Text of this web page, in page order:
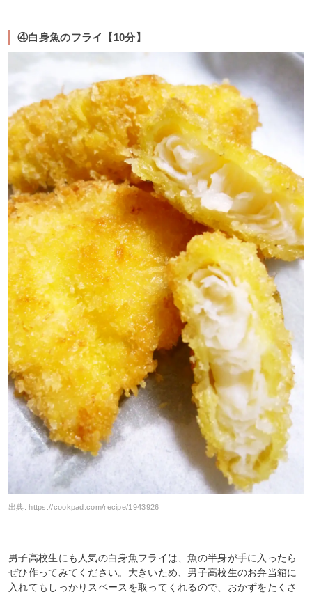
④白身魚のフライ【10分】
出典:https://cookpad.com/recipe/1943926
男子高校生にも人気の白身魚フライは、魚の半身が手に入ったら
ぜひ作ってみてください。大きいため、男子高校生のお弁当箱に
入れてもしっかりスペースを取ってくれるので、おかずをたくさ